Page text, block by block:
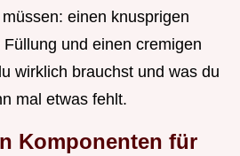
einen knusprigen
und einen cremigen
wirklich brauchst und was du
mal etwas fehlt.
Komponenten für